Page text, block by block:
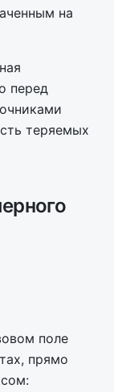
на
перед
теряемых
поле
прямо